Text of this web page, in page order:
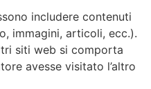
includere contenuti
immagini, articoli, ecc.).
siti web si comporta
avesse visitato l’altro